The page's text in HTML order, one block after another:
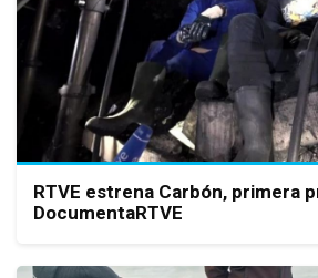
RTVE estrena Carbón, primera
DocumentaRTVE